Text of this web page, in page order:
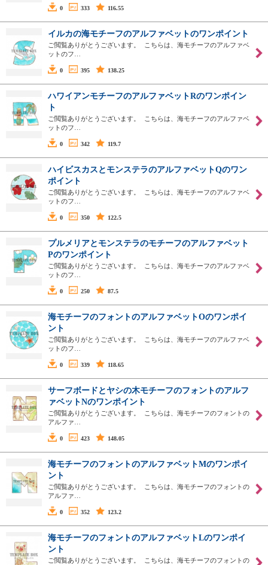
0 333 116.55
イルカの海モチーフのアルファベットのワンポイント
ご閲覧ありがとうございます。 こちらは、海モチーフのアルファベ
ットのフ…
0 395 138.25
ハワイアンモチーフのアルファベットRのワンポイン
ト
ご閲覧ありがとうございます。 こちらは、海モチーフのアルファベ
ットのフ…
0 342 119.7
ハイビスカスとモンステラのアルファベットQのワン
ポイント
ご閲覧ありがとうございます。 こちらは、海モチーフのアルファベ
ットのフ…
0 350 122.5
プルメリアとモンステラのモチーフのアルファベット
Pのワンポイント
ご閲覧ありがとうございます。 こちらは、海モチーフのアルファベ
ットのフ…
0 250 87.5
海モチーフのフォントのアルファベットOのワンポイ
ント
ご閲覧ありがとうございます。 こちらは、海モチーフのアルファベ
ットのフ…
0 339 118.65
サーフボードとヤシの木モチーフのフォントのアルフ
ァベットNのワンポイント
ご閲覧ありがとうございます。 こちらは、海モチーフのフォントの
アルファ…
0 423 148.05
海モチーフのフォントのアルファベットMのワンポイ
ント
ご閲覧ありがとうございます。 こちらは、海モチーフのフォントの
アルファ…
0 352 123.2
海モチーフのフォントのアルファベットLのワンポイ
ント
ご閲覧ありがとうございます。 こちらは、海モチーフのフォントの